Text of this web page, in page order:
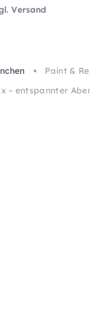
Versand
Paint &
– entspannter Abend